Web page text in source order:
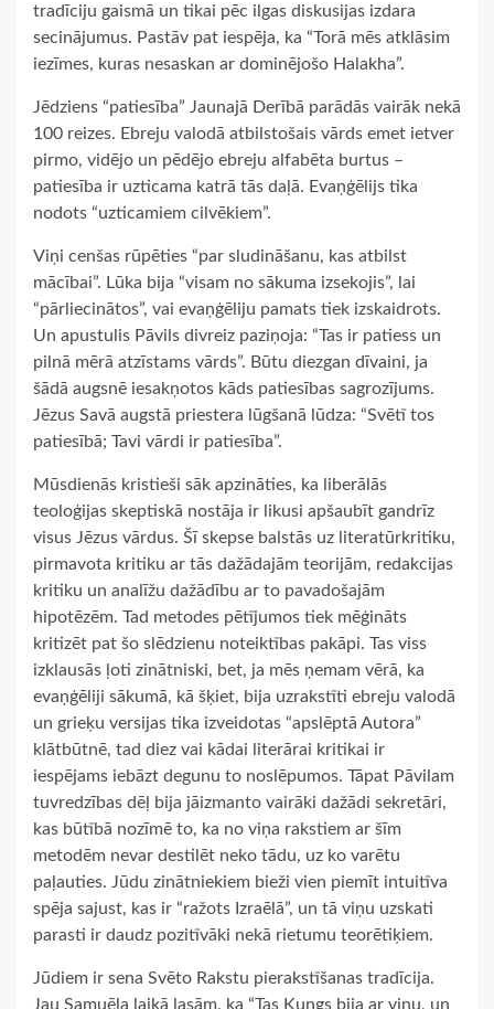
tradīciju gaismā un tikai pēc ilgas diskusijas izdara
secinājumus. Pastāv pat iespēja, ka “Torā mēs atklāsim
iezīmes, kuras nesaskan ar dominējošo Halakha”.
Jēdziens “patiesība” Jaunajā Derībā parādās vairāk nekā
100 reizes. Ebreju valodā atbilstošais vārds emet ietver
pirmo, vidējo un pēdējo ebreju alfabēta burtus –
patiesība ir uzticama katrā tās daļā. Evaņģēlijs tika
nodots “uzticamiem cilvēkiem”.
Viņi cenšas rūpēties “par sludināšanu, kas atbilst
mācībai”. Lūka bija “visam no sākuma izsekojis”, lai
“pārliecinātos”, vai evaņģēliju pamats tiek izskaidrots.
Un apustulis Pāvils divreiz paziņoja: “Tas ir patiess un
pilnā mērā atzīstams vārds”. Būtu diezgan dīvaini, ja
šādā augsnē iesakņotos kāds patiesības sagrozījums.
Jēzus Savā augstā priestera lūgšanā lūdza: “Svētī tos
patiesībā; Tavi vārdi ir patiesība”.
Mūsdienās kristieši sāk apzināties, ka liberālās
teoloģijas skeptiskā nostāja ir likusi apšaubīt gandrīz
visus Jēzus vārdus. Šī skepse balstās uz literatūrkritiku,
pirmavota kritiku ar tās dažādajām teorijām, redakcijas
kritiku un analīžu dažādību ar to pavadošajām
hipotēzēm. Tad metodes pētījumos tiek mēģināts
kritizēt pat šo slēdzienu noteiktības pakāpi. Tas viss
izklausās ļoti zinātniski, bet, ja mēs ņemam vērā, ka
evaņģēliji sākumā, kā šķiet, bija uzrakstīti ebreju valodā
un grieķu versijas tika izveidotas “apslēptā Autora”
klātbūtnē, tad diez vai kādai literārai kritikai ir
iespējams iebāzt degunu to noslēpumos. Tāpat Pāvilam
tuvredzības dēļ bija jāizmanto vairāki dažādi sekretāri,
kas būtībā nozīmē to, ka no viņa rakstiem ar šīm
metodēm nevar destilēt neko tādu, uz ko varētu
paļauties. Jūdu zinātniekiem bieži vien piemīt intuitīva
spēja sajust, kas ir “ražots Izraēlā”, un tā viņu uzskati
parasti ir daudz pozitīvāki nekā rietumu teorētiķiem.
Jūdiem ir sena Svēto Rakstu pierakstīšanas tradīcija.
Jau Samuēla laikā lasām, ka “Tas Kungs bija ar viņu, un